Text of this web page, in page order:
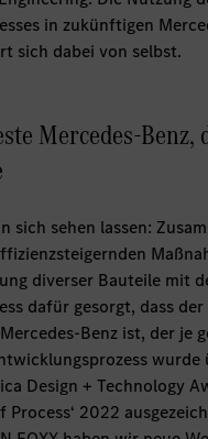
in zukünftigen
sich dabei von selbst.
Mercedes-Benz,
sich sehen lassen:
diverser Bauteile mit
dafür gesorgt, dass der
Benz ist, der je
wurde
Design + Technology
Process‘ 2022